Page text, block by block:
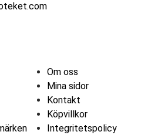
Om oss
Mina sidor
Kontakt
Köpvillkor
Integritetspolicy